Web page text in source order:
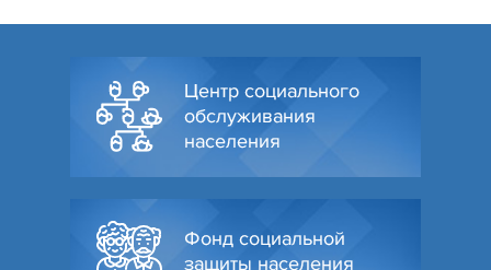
Центр социального
обслуживания
населения
Фонд социальной
защиты населения